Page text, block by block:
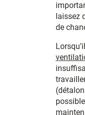
laissez
de